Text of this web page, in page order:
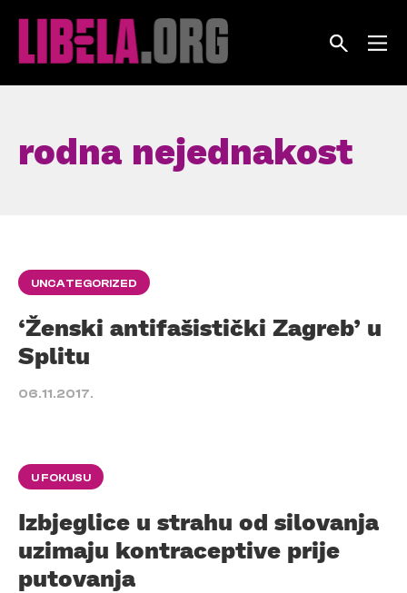
rodna nejednakost
UNCATEGORIZED
‘Ženski antifašistički Zagreb’ u
Splitu
06.11.2017.
U FOKUSU
Izbjeglice u strahu od silovanja
uzimaju kontraceptive prije
putovanja